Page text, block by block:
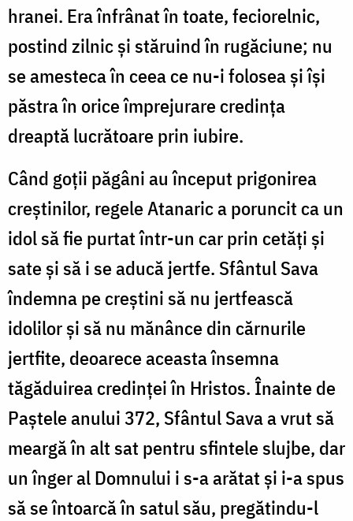
hranei. Era înfrânat în toate, feciorelnic,
postind zilnic şi stăruind în rugăciune; nu
se amesteca în ceea ce nu-i folosea şi îşi
păstra în orice împrejurare credinţa
dreaptă lucrătoare prin iubire.
Când goţii păgâni au început prigonirea
creştinilor, regele Atanaric a poruncit ca un
idol să fie purtat într-un car prin cetăţi şi
sate şi să i se aducă jertfe. Sfântul Sava
îndemna pe creştini să nu jertfească
idolilor şi să nu mănânce din cărnurile
jertfite, deoarece aceasta însemna
tăgăduirea credinţei în Hristos. Înainte de
Paştele anului 372, Sfântul Sava a vrut să
meargă în alt sat pentru sfintele slujbe, dar
un înger al Domnului i s-a arătat şi i-a spus
să se întoarcă în satul său, pregătindu-l